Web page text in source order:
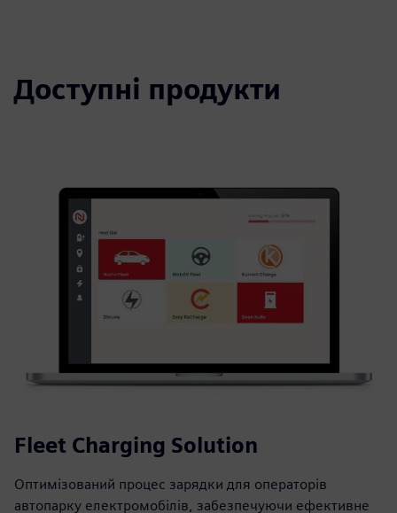
Доступні продукти
Fleet Charging Solution
Оптимізований процес зарядки для операторів
автопарку електромобілів, забезпечуючи ефективне